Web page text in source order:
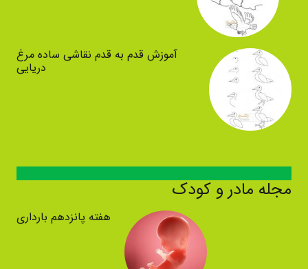
آموزش قدم به قدم نقاشی ساده مرغ
دریایی
مجله مادر و کودک
هفته پانزدهم بارداری